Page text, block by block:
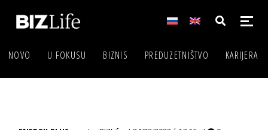
NOVO U FOKUSU BIZNIS PREDUZETNIŠTVO KARIJERA